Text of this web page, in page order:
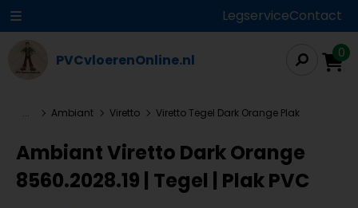
LegserviceContact
PVCvloerenOnline.nl 0
... Ambiant Viretto Viretto Tegel Dark Orange Plak
Ambiant Viretto Dark Orange
8560.2028.19 | Tegel | Plak PVC